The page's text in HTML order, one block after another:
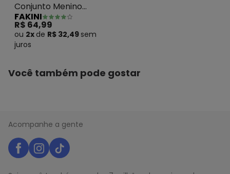
Conjunto Menino
Camiseta e Bermuda
Azul
FAKINI
R$ 64,99
ou 2x de R$ 32,49 sem
juros
Você também pode gostar
Acompanhe a gente